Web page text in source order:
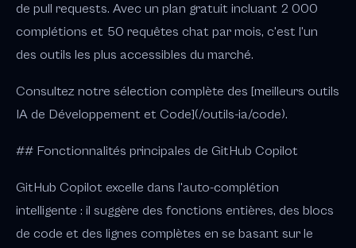
de pull requests. Avec un plan gratuit incluant 2 000
complétions et 50 requêtes chat par mois, c'est l'un
des outils les plus accessibles du marché.
Consultez notre sélection complète des [meilleurs outils
IA de Développement et Code](/outils-ia/code).
## Fonctionnalités principales de GitHub Copilot
GitHub Copilot excelle dans l'auto-complétion
intelligente : il suggère des fonctions entières, des blocs
de code et des lignes complètes en se basant sur le